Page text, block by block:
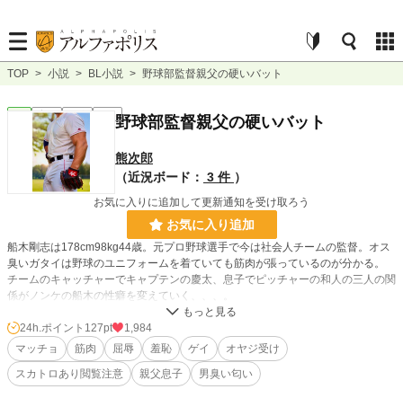
TOP > 小説 > BL小説 > 野球部監督親父の硬いバット
完結 短編 野球部監督親父の硬いバット
熊次郎
（近況ボード： 3 件 ）
お気に入りに追加して更新通知を受け取ろう
お気に入り追加
船木剛志は178cm98kg44歳。元プロ野球選手で今は社会人チームの監督。オス
臭いガタイは野球のユニフォームを着ていても筋肉が張っているのが分かる。
チームのキャッチャーでキャプテンの慶太、息子でピッチャーの和人の三人の関
係がノンケの船木の性癖を変えていく、、、。
小説 9,096 位 / 228,637 件
BL 1,900 位 / 31,391 件
24h.ポイント 127pt
1,984
マッチョ
筋肉 屈辱 羞恥 ゲイ
オヤジ受け
スカトロあり閲覧注意
親父息子 男臭い匂い